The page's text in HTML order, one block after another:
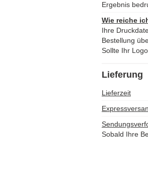
Ergebnis
Wie reiche
Ihre
Bestellung
Sollte Ihr
Lieferung
Lieferzeit
Sobald Ihre